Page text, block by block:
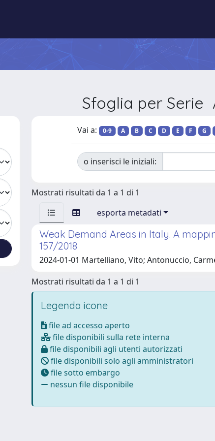
Sfoglia per Serie
Vai a: 0-9 A B C D E F G
o inserisci le iniziali:
Mostrati risultati da 1 a 1 di 1
esporta metadati
Weak Demand Areas in Italy. A
157/2018
2024-01-01 Martelliano, Vito; Antonuccio,
Mostrati risultati da 1 a 1 di 1
Legenda icone
file ad accesso aperto
file disponibili sulla rete interna
file disponibili agli utenti autorizzati
file disponibili solo agli amministratori
file sotto embargo
nessun file disponibile